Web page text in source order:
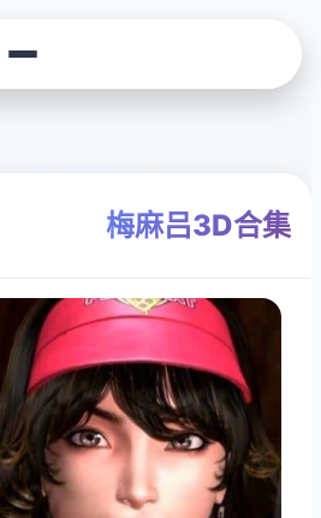
梅麻吕3D合集